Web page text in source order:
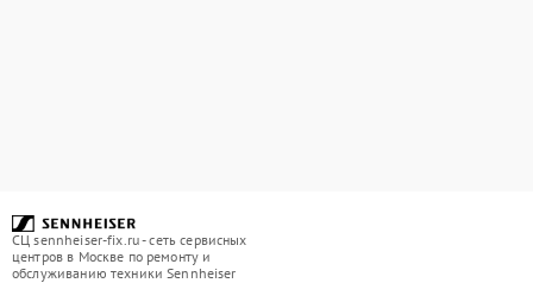
СЦ sennheiser-fix.ru - сеть сервисных
центров в Москве по ремонту и
обслуживанию техники Sennheiser